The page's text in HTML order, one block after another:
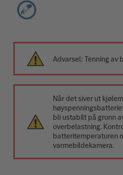
Advarsel: Tenning av
Når det siver ut
bli ustabilt på grunn
overbelastning.
batteritemperaturen
varmebildekamera.